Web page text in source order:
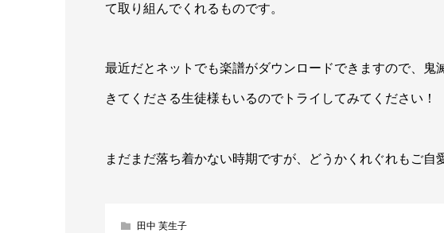
て取り組んでくれるものです。
最近だとネットでも楽譜がダウンロードできますので、鬼
きてくださる生徒様もいるのでトライしてみてください！
まだまだ落ち着かない時期ですが、どうかくれぐれもご自
田中 芙生子